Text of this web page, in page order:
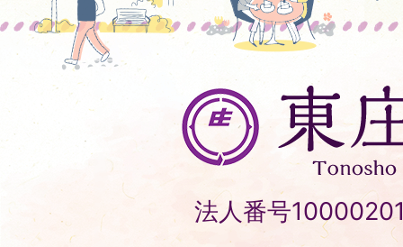
東
庄
町
Tonosho
Town
法人番号